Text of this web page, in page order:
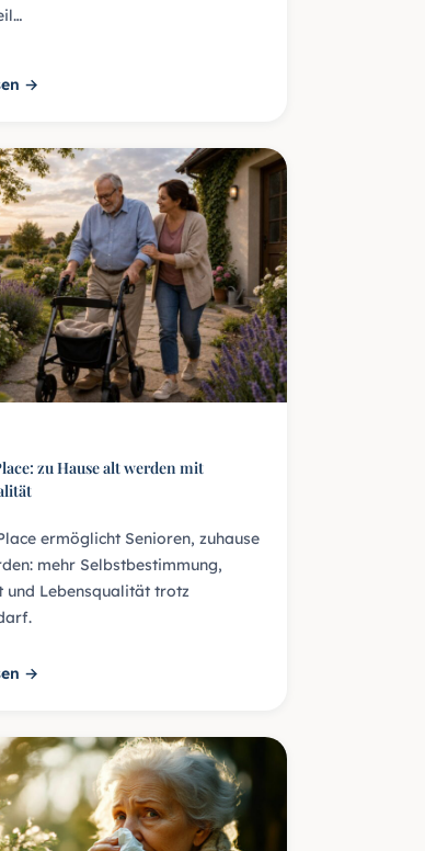
→
zu Hause alt werden mit
ermöglicht Senioren, zuhause
mehr Selbstbestimmung,
und Lebensqualität trotz
→